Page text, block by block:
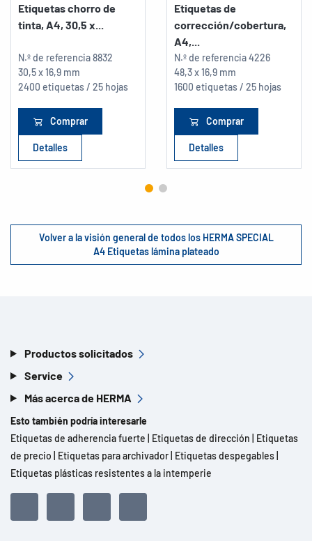
Etiquetas chorro de
tinta, A4, 30,5 x...
N.º de referencia8832
30,5 x 16,9 mm
2400 etiquetas / 25 hojas
Comprar
Detalles
Etiquetas de
corrección/cobertura,
A4,...
N.º de referencia4226
48,3 x 16,9 mm
1600 etiquetas / 25 hojas
Comprar
Detalles
Volver a la visión general de todos los HERMA SPECIAL
A4 Etiquetas lámina plateado
Productos solicitados
Service
Más acerca de HERMA
Esto también podría interesarle
Etiquetas de adherencia fuerte
Etiquetas de dirección
Etiquetas
de precio
Etiquetas para archivador Etiquetas despegables
Etiquetas plásticas resistentes a la intemperie